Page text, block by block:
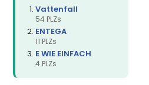
Vattenfall
54 PLZs
ENTEGA
11 PLZs
E WIE EINFACH
4 PLZs